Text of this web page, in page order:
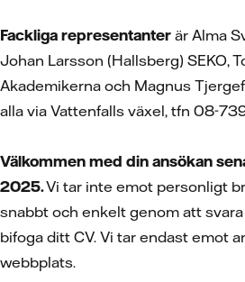
Fackliga representanter är Alma
Johan Larsson (Hallsberg) SEKO,
Akademikerna och Magnus
alla via Vattenfalls växel, tfn 08-
Välkommen med din ansökan
2025.Vi tar inte emot personligt
snabbt och enkelt genom att
bifoga ditt CV. Vi tar endast emot
webbplats.